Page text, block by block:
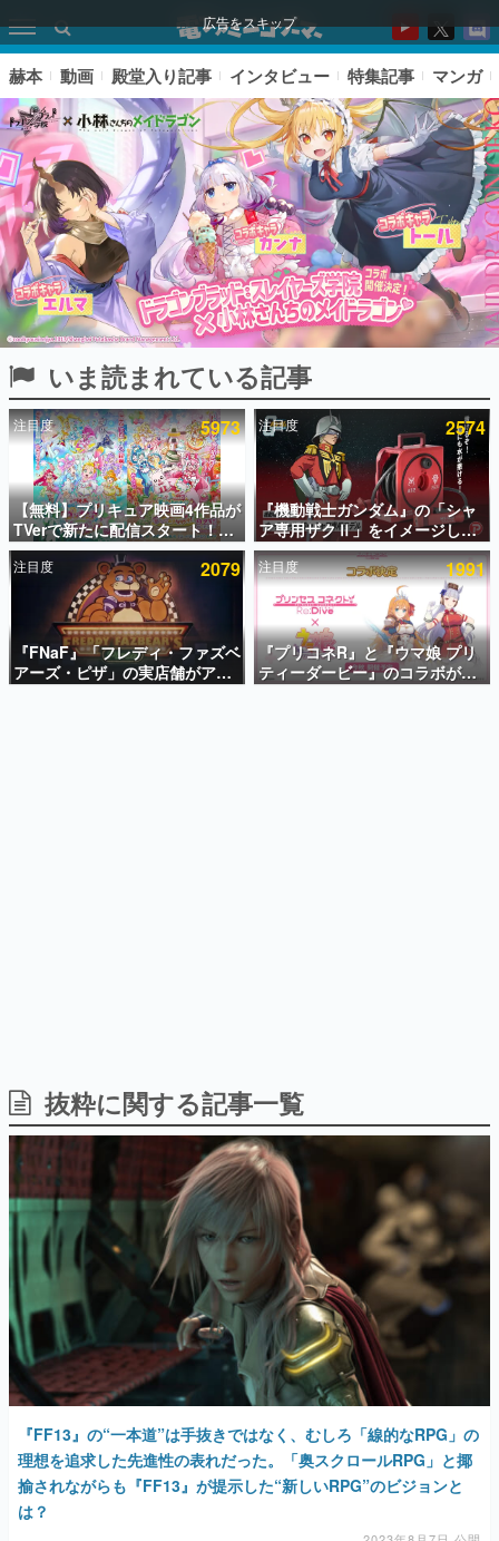
広告をスキップ
ピックアップ
電ファミのいま読まれている記事ランキング
アプリセール情報
インタビュー
連載・特集一覧
殿堂入り記事
SNS拡散数が数千以上！ ページビュー数万以上！ などな
ど。多くの人々に読まれた、電ファミ渾身の“殿堂入り”記
事をまとめました。
日本のモバイルゲーム史における主要なトピック・タイト
ルを網羅するほか、開発者へのインタビューや識者による
解説を掲載。約20年の歴史が一望できる決定版！
若ゲのいたり〜ゲームクリエイターの青春〜
『うつヌケ』『ペンと箸』等で知られるマンガ家・田中圭
一先生によるゲーム業界レポートマンガです。
なんでゲームは面白い？
ゲーム開発者・hamatsu氏がゲームの魅力を画面や操作の
具体的な形から解き明かしていく、硬派で骨太な評論連載
ゲームが変えた日本語
「経験値」「裏技」「ラスボス」… ゲームにまつわる言葉
の起源や用法の変遷を、コンピューター文化史研究家・タ
イニーP氏が徹底調査。
カテゴリ
特集記事
赫本 動画 殿堂入り記事 インタビュー 特集記事 マンガ
いま読まれている記事
注目度 5973
【無料】プリキュア映画4作品が
TVerで新たに配信スタート！な
んと2018年～2024年の映画ほぼ
すべてが見放題に、ぶっちゃけ
ありえないラインナップ
注目度 2574
『機動戦士ガンダム』の「シャ
ア専用ザクⅡ」をイメージした
散水ホースリールが予約開始。
本体にはシャアのパーソナルマ
ークやジオン公国軍のエンブレ
ム、型式番号などを配置
注目度 2079
『FNaF』「フレディ・ファズベ
アーズ・ピザ」の実店舗がアメ
リカの商業施設「American
注目度 1991
『プリコネR』と『ウマ娘 プリ
ティーダービー』のコラボが決
定！“最大170連無料”の8.5周年
『FF13』の“一本道”は手抜きではなく、むしろ「線的なRPG」の
理想を追求した先進性の表れだった。「奥スクロールRPG」と揶
揄されながらも『FF13』が提示した“新しいRPG”のビジョンと
は？
2023年8月7日 公開